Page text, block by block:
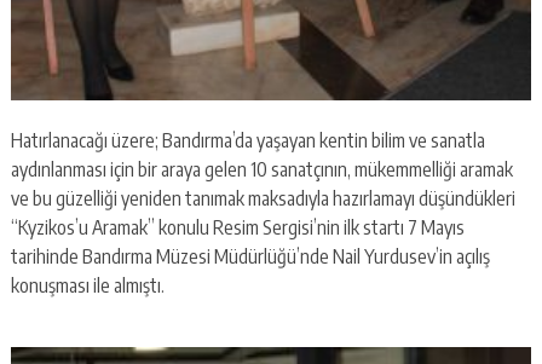
Hatırlanacağı üzere; Bandırma’da yaşayan kentin bilim ve sanatla
aydınlanması için bir araya gelen 10 sanatçının, mükemmelliği aramak
ve bu güzelliği yeniden tanımak maksadıyla hazırlamayı düşündükleri
“Kyzikos’u Aramak” konulu Resim Sergisi’nin ilk startı 7 Mayıs
tarihinde Bandırma Müzesi Müdürlüğü’nde Nail Yurdusev’in açılış
konuşması ile almıştı.